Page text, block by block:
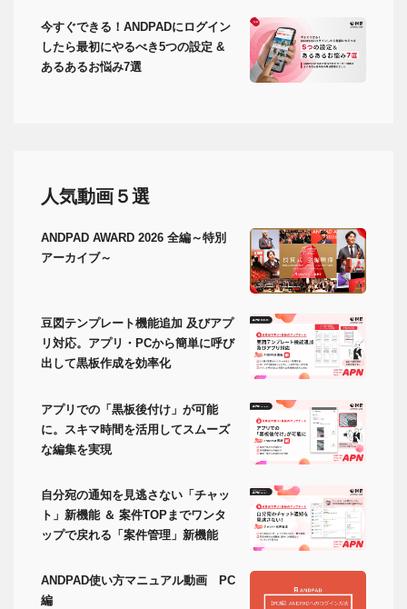
今すぐできる！ANDPADにログイン
したら最初にやるべき5つの設定 &
あるあるお悩み7選
人気動画５選
ANDPAD AWARD 2026 全編～特別
アーカイブ～
豆図テンプレート機能追加 及びアプ
リ対応。アプリ・PCから簡単に呼び
出して黒板作成を効率化
アプリでの「黒板後付け」が可能
に。スキマ時間を活用してスムーズ
な編集を実現
自分宛の通知を見逃さない「チャッ
ト」新機能 ＆ 案件TOPまでワンタ
ップで戻れる「案件管理」新機能
ANDPAD使い方マニュアル動画 PC
編